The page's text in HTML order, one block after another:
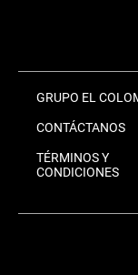
GRUPO EL
CONTÁCTANOS
TÉRMINOS Y
CONDICIONES